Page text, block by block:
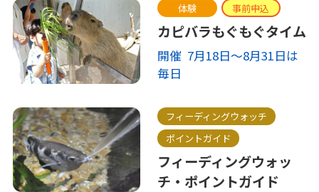
体験 事前申込
カピバラもぐもぐタイム
開催 7月18日～8月31日は
毎日
フィーディングウォッチ
ポイントガイド
フィーディングウォッ
チ・ポイントガイド